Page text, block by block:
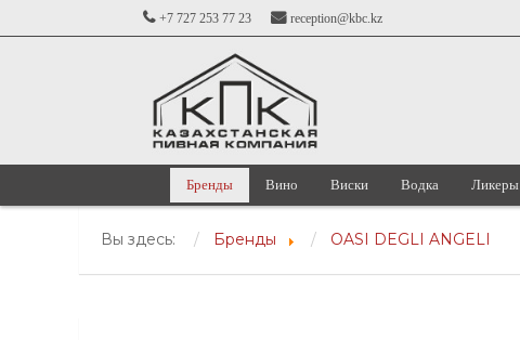
+7 727 253 77 23 reception@kbc.kz
Бренды Вино Виски Водка Ликеры
Вы здесь: Бренды OASI DEGLI ANGELI